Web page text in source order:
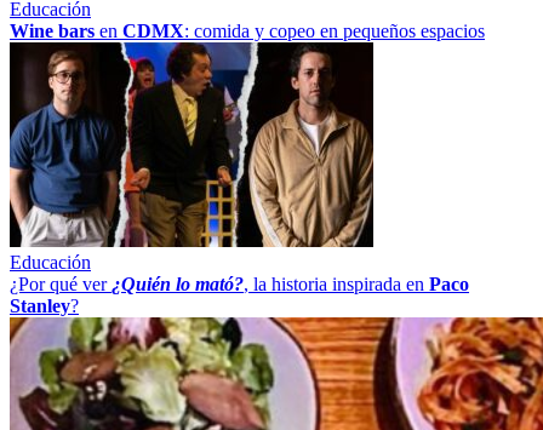
Educación
Wine bars en CDMX: comida y copeo en pequeños espacios
Educación
¿Por qué ver ¿Quién lo mató?, la historia inspirada en Paco
Stanley?